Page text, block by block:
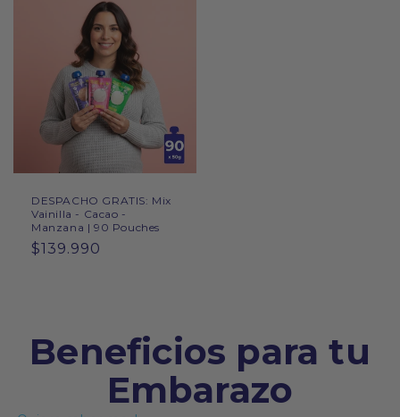
DESPACHO GRATIS: Mix
Vainilla - Cacao -
Manzana | 90 Pouches
Precio
$139.990
Beneficios para tu
Embarazo